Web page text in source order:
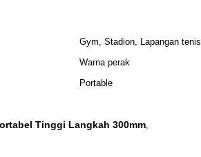
Gym, Stadion, Lapangan tenis
Warna perak
Portable
Tinggi Langkah 300mm,